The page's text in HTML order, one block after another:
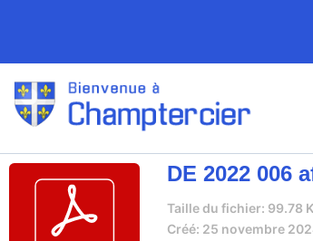
DE 2022 006
Taille du fichier: 99.78
Créé: 25 novembre